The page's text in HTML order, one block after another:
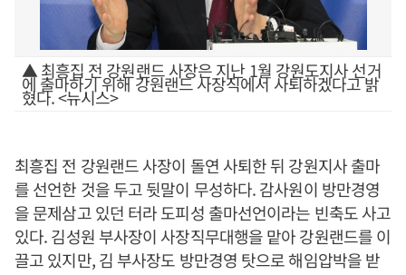
▲ 최흥집 전 강원랜드 사장은 지난 1월 강원도지사 선거
에 출마하기 위해 강원랜드 사장직에서 사퇴하겠다고 밝
혔다. <뉴시스>
최흥집 전 강원랜드 사장이 돌연 사퇴한 뒤 강원지사 출마
를 선언한 것을 두고 뒷말이 무성하다. 감사원이 방만경영
을 문제삼고 있던 터라 도피성 출마선언이라는 빈축도 사고
있다. 김성원 부사장이 사장직무대행을 맡아 강원랜드를 이
끌고 있지만, 김 부사장도 방만경영 탓으로 해임압박을 받